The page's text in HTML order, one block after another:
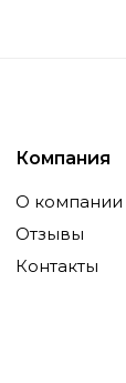
Компания
О компании
Отзывы
Контакты